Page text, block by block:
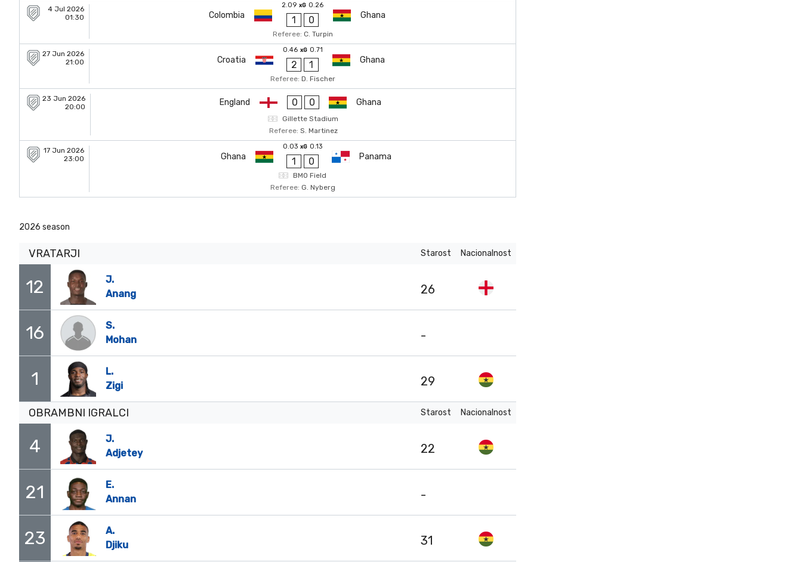
4 Jul 2026
01:30
Colombia
2.09 xG 0.26
1 0 Ghana
Referee: C. Turpin
27 Jun 2026
21:00
Croatia
0.46 xG 0.71
2 1 Ghana
Referee: D. Fischer
23 Jun 2026
20:00
England 0 0 Ghana
Gillette Stadium
Referee: S. Martinez
17 Jun 2026
23:00
Ghana
0.03 xG 0.13
1 0 Panama
BMO Field
Referee: G. Nyberg
2026 season
VRATARJI Starost Nacionalnost
12
J.
Anang
26
16
S.
Mohan
-
1
L.
Zigi
29
OBRAMBNI IGRALCI Starost Nacionalnost
4
J.
Adjetey
22
21
E.
Annan
-
23
A.
Djiku
31